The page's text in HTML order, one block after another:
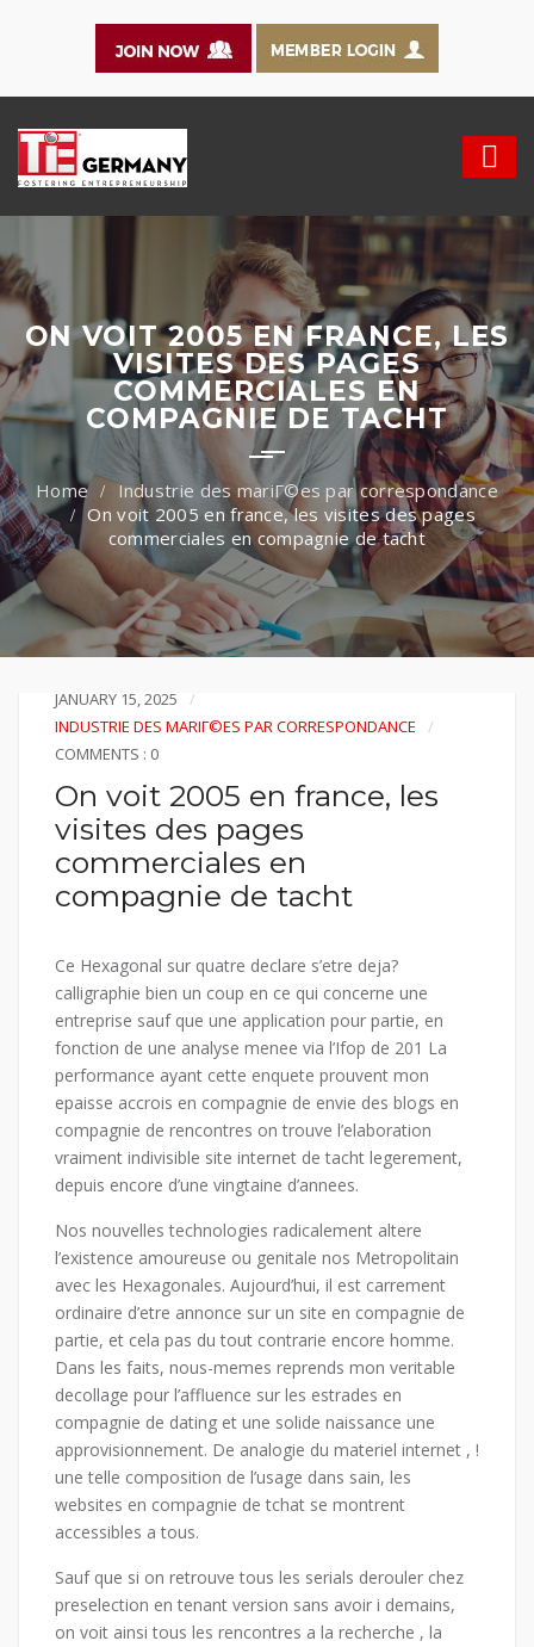
ON VOIT 2005 EN FRANCE, LES
VISITES DES PAGES
COMMERCIALES EN
COMPAGNIE DE TACHT
Industrie des mariГ©es par correspondance
On voit 2005 en france, les visites des pages
commerciales en compagnie de tacht
JANUARY 15, 2025
INDUSTRIE DES MARIГ©ES PAR CORRESPONDANCE
COMMENTS : 0
On voit 2005 en france, les
visites des pages
commerciales en
compagnie de tacht
Ce Hexagonal sur quatre declare s’etre deja?
calligraphie bien un coup en ce qui concerne une
entreprise sauf que une application pour partie, en
fonction de une analyse menee via l’Ifop de 201 La
performance ayant cette enquete prouvent mon
epaisse accrois en compagnie de envie des blogs en
compagnie de rencontres on trouve l’elaboration
vraiment indivisible site internet de tacht legerement,
depuis encore d’une vingtaine d’annees.
Nos nouvelles technologies radicalement altere
l’existence amoureuse ou genitale nos Metropolitain
avec les Hexagonales. Aujourd’hui, il est carrement
ordinaire d’etre annonce sur un site en compagnie de
partie, et cela pas du tout contrarie encore homme.
Dans les faits, nous-memes reprends mon veritable
decollage pour l’affluence sur les estrades en
compagnie de dating et une solide naissance une
approvisionnement. De analogie du materiel internet , !
une telle composition de l’usage dans sain, les
websites en compagnie de tchat se montrent
accessibles a tous.
Sauf que si on retrouve tous les serials derouler chez
preselection en tenant version sans avoir i demains,
on voit ainsi tous les rencontres a la recherche , la